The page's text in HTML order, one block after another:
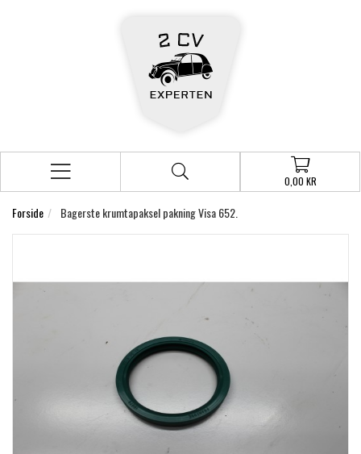
0,00 KR
Forside Bagerste krumtapaksel pakning Visa 652.